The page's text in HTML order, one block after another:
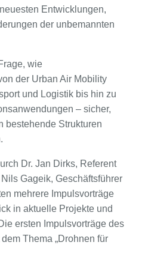
Entwicklungen,
der unbemannten
wie
der Urban Air Mobility
und Logistik bis hin zu
– sicher,
bestehende Strukturen
Dr. Jan Dirks, Referent
Gageik, Geschäftsführer
mehrere Impulsvorträge
in aktuelle Projekte und
ersten Impulsvorträge des
Thema „Drohnen für